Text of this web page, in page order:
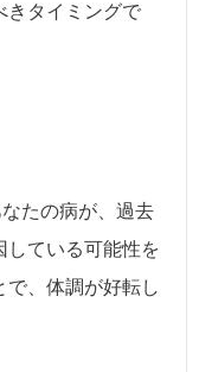
きタイミングで
たの病が、過去
している可能性を
で、体調が好転し